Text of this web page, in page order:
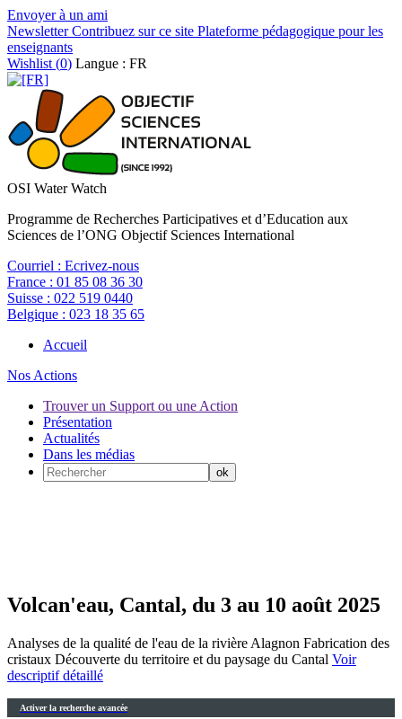
Envoyer à un ami
NewsletterContribuez sur ce site Plateforme pédagogique pour les
enseignants
Wishlist (0) Langue : FR
OSI Water Watch
Programme de Recherches Participatives et d’Education aux
Sciences de l’ONG Objectif Sciences International
Courriel : Ecrivez-nous
France : 01 85 08 36 30
Suisse : 022 519 0440
Belgique : 023 18 35 65
Accueil
Nos Actions
Trouver un Support ou une Action
Présentation
Actualités
Dans les médias
Volcan'eau, Cantal, du 3 au 10 août 2025
Analyses de la qualité de l'eau de la rivière Alagnon Fabrication des
cristaux Découverte du territoire et du paysage du Cantal Voir
descriptif détaillé
Activer la recherche avancée